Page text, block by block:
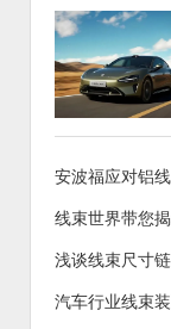
安波福应对铝
线束世界带您
浅谈线束尺寸
汽车行业线束